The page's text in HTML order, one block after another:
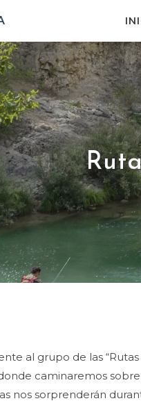
al grupo de las
caminaremos
nos sorprenderán